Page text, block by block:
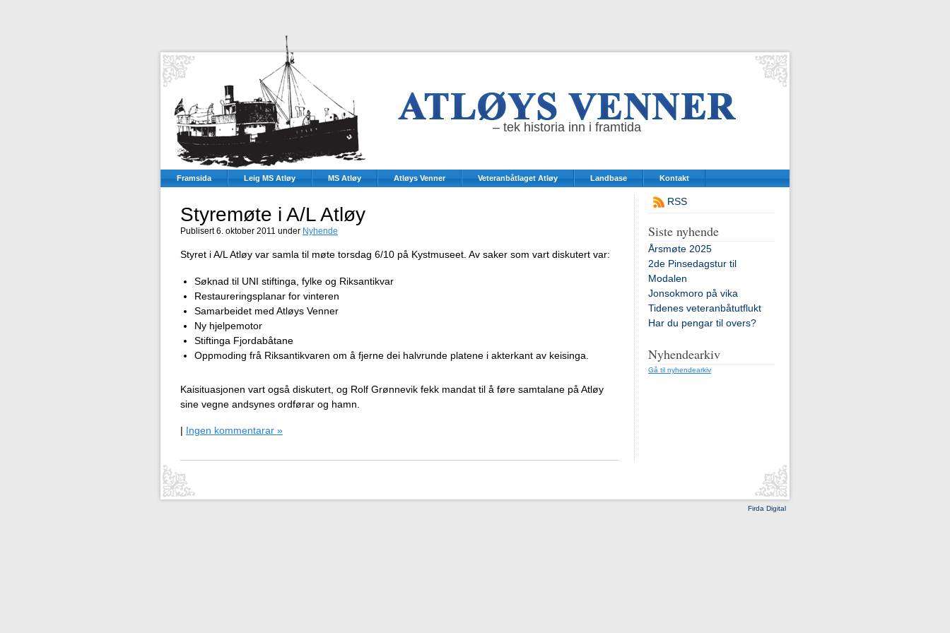
– tek historia inn i framtida
Framsida Leig MS Atløy MS Atløy Atløys Venner Veteranbåtlaget Atløy Landbase Kontakt
RSS
Siste nyhende
Årsmøte 2025
2de Pinsedagstur til
Modalen
Jonsokmoro på vika
Tidenes veteranbåtutflukt
Har du pengar til overs?
Nyhendearkiv
Gå til nyhendearkiv
Styremøte i A/L Atløy
Publisert 6. oktober 2011 under Nyhende
Styret i A/L Atløy var samla til møte torsdag 6/10 på Kystmuseet. Av saker som vart diskutert var:
Søknad til UNI stiftinga, fylke og Riksantikvar
Restaureringsplanar for vinteren
Samarbeidet med Atløys Venner
Ny hjelpemotor
Stiftinga Fjordabåtane
Oppmoding frå Riksantikvaren om å fjerne dei halvrunde platene i akterkant av keisinga.
Kaisituasjonen vart også diskutert, og Rolf Grønnevik fekk mandat til å føre samtalane på Atløy
sine vegne andsynes ordførar og hamn.
| Ingen kommentarar »
Firda Digital